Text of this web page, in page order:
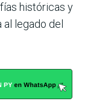
históricas y
legado del